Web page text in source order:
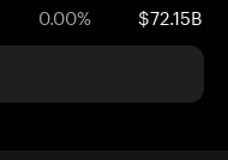
0.00% $72.15B